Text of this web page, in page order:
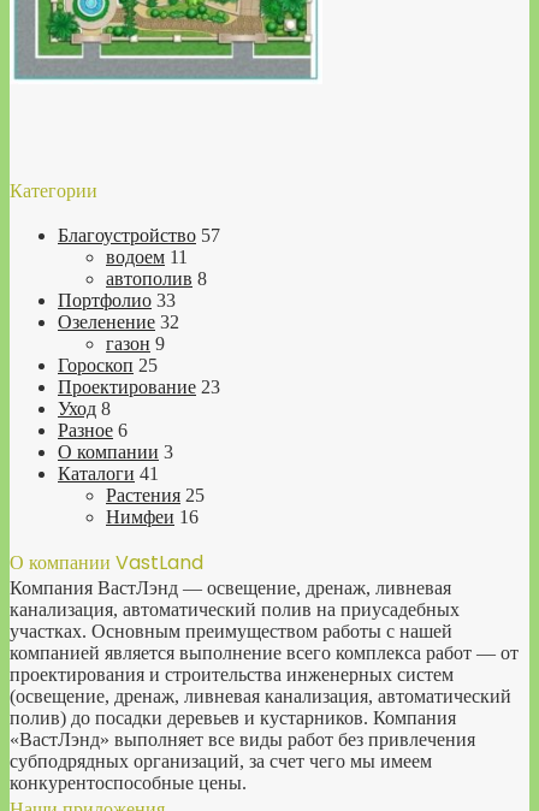
Категории
Благоустройство 57
водоем 11
автополив 8
Портфолио 33
Озеленение 32
газон 9
Гороскоп 25
Проектирование 23
Уход 8
Разное 6
О компании 3
Каталоги 41
Растения 25
Нимфеи 16
О компании VastLand
Компания ВастЛэнд — освещение, дренаж, ливневая
канализация, автоматический полив на приусадебных
участках. Основным преимуществом работы с нашей
компанией является выполнение всего комплекса работ — от
проектирования и строительства инженерных систем
(освещение, дренаж, ливневая канализация, автоматический
полив) до посадки деревьев и кустарников. Компания
«ВастЛэнд» выполняет все виды работ без привлечения
субподрядных организаций, за счет чего мы имеем
конкурентоспособные цены.